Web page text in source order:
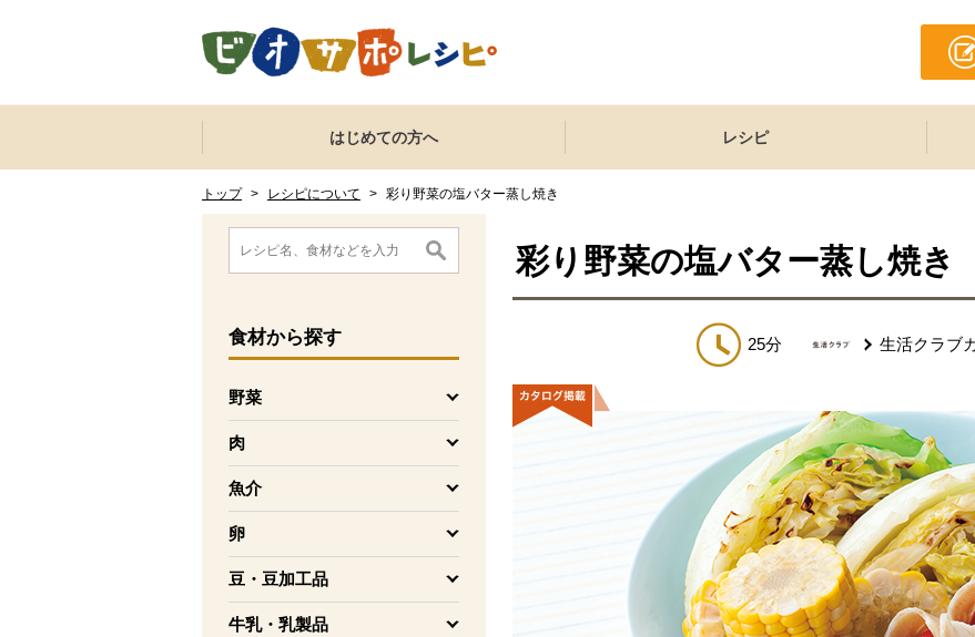
ここからサイト内共通メニューです。
サイト内共通メニューをスキップする
はじめての方へ レシピ
トップ > レシピについて > 彩り野菜の塩バター蒸し焼き
ここから消費材検索メニューです。
食材から探す
野菜
を開く
肉
を開く
魚介
を開く
卵
を開く
豆・豆加工品
を開く
牛乳・乳製品
を開く
消費材検索メニューここまで。
ここから本文です。
彩り野菜の塩バター蒸し焼き
25分 生活クラブ